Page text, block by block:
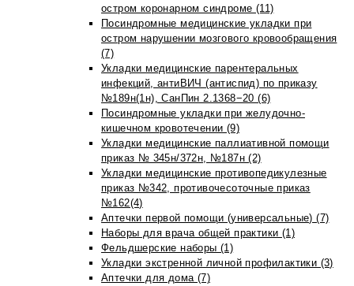
остром коронарном синдроме (11)
Посиндромные медицинские укладки при
остром нарушении мозгового кровообращения
(7)
Укладки медицинские парентеральных
инфекций, антиВИЧ (антиспид) по приказу
№189н(1н), СанПин 2.1368−20 (6)
Посиндромные укладки при желудочно-
кишечном кровотечении (9)
Укладки медицинские паллиативной помощи
приказ № 345н/372н, №187н (2)
Укладки медицинские противопедикулезные
приказ №342, противочесоточные приказ
№162(4)
Аптечки первой помощи (универсальные) (7)
Наборы для врача общей практики (1)
Фельдшерские наборы (1)
Укладки экстренной личной профилактики (3)
Аптечки для дома (7)